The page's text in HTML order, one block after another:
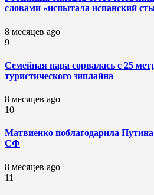
словами «испытала испанский
8 месяцев ago
9
Семейная пара сорвалась с 25
туристического зиплайна
8 месяцев ago
10
Матвиенко поблагодарила
СФ
8 месяцев ago
11